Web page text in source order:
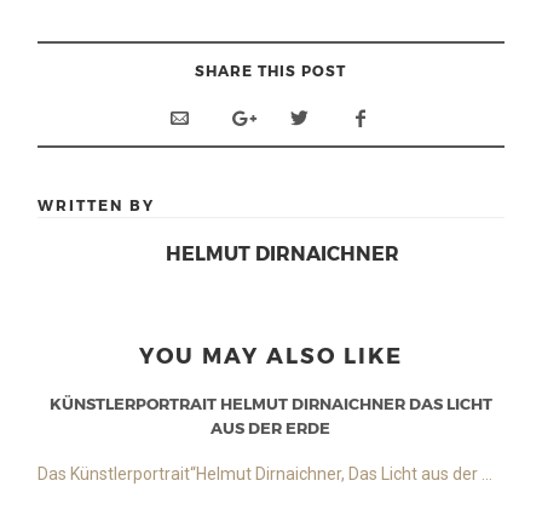
SHARE THIS POST
WRITTEN BY
HELMUT DIRNAICHNER
YOU MAY ALSO LIKE
KÜNSTLERPORTRAIT HELMUT DIRNAICHNER DAS LICHT
AUS DER ERDE
Das Künstlerportrait“Helmut Dirnaichner, Das Licht aus der ...